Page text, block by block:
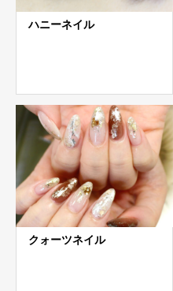
ハニーネイル
クォーツネイル